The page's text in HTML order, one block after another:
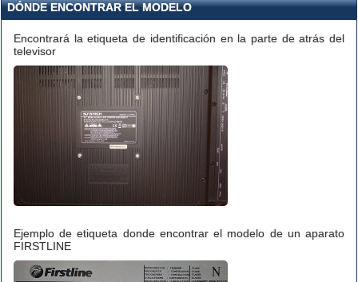
DÓNDE ENCONTRAR EL MODELO
Encontrará la etiqueta de identificación en la parte de atrás del
televisor
Ejemplo de etiqueta donde encontrar el modelo de un aparato
FIRSTLINE